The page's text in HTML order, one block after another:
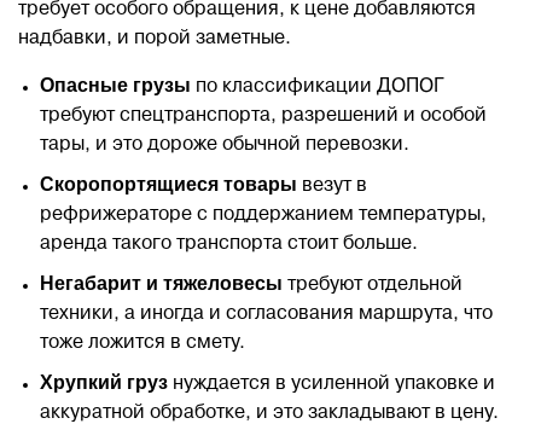
требует особого обращения, к цене добавляются
надбавки, и порой заметные.
Опасные грузы по классификации ДОПОГ
требуют спецтранспорта, разрешений и особой
тары, и это дороже обычной перевозки.
Скоропортящиеся товары везут в
рефрижераторе с поддержанием температуры,
аренда такого транспорта стоит больше.
Негабарит и тяжеловесы требуют отдельной
техники, а иногда и согласования маршрута, что
тоже ложится в смету.
Хрупкий груз нуждается в усиленной упаковке и
аккуратной обработке, и это закладывают в цену.